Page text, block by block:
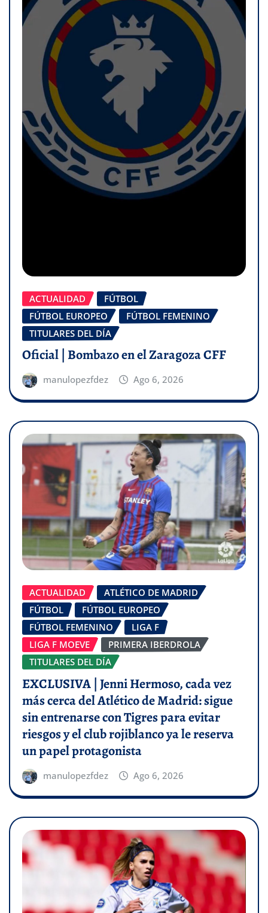
ACTUALIDAD
FÚTBOL
FÚTBOL EUROPEO
FÚTBOL FEMENINO
TITULARES DEL DÍA
Oficial | Bombazo en el Zaragoza CFF
manulopezfdez Ago 6, 2026
ACTUALIDAD
ATLÉTICO DE MADRID
FÚTBOL
FÚTBOL EUROPEO
FÚTBOL FEMENINO
LIGA F
LIGA F MOEVE
PRIMERA IBERDROLA
TITULARES DEL DÍA
EXCLUSIVA | Jenni Hermoso, cada vez
más cerca del Atlético de Madrid: sigue
sin entrenarse con Tigres para evitar
riesgos y el club rojiblanco ya le reserva
un papel protagonista
manulopezfdez Ago 6, 2026